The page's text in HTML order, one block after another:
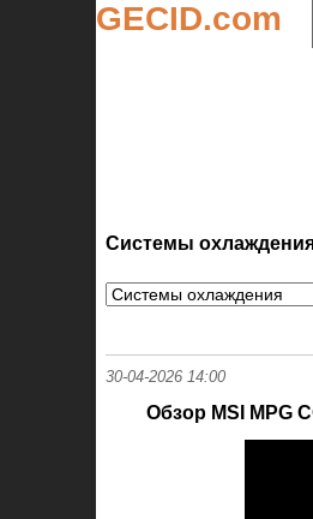
GECID.com
Системы
30-04-2026 14:00
Обзор MSI MPG